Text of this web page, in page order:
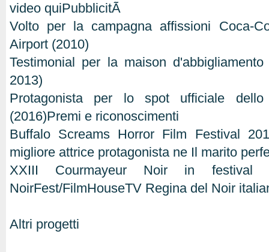
video quiPubblicitÃ
Volto per la campagna affissioni Coca-
Airport (2010)
Testimonial per la maison
2013)
Protagonista per lo spot ufficiale
(2016)Premi e riconoscimenti
Buffalo Screams Horror Film Festival
migliore attrice protagonista ne Il marito
XXIII Courmayeur Noir in festival
NoirFest/FilmHouseTV Regina del Noir
Altri progetti